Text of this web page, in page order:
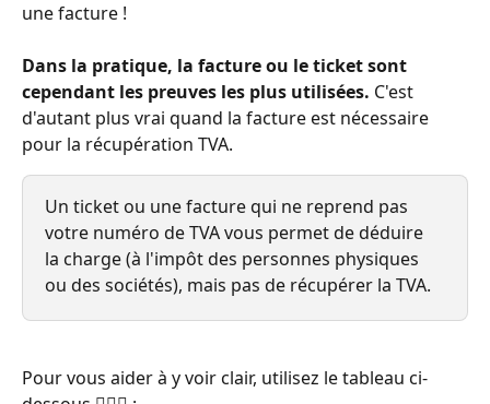
une facture !
Dans la pratique, la facture ou le ticket sont
cependant les preuves les plus utilisées. C'est
d'autant plus vrai quand la facture est nécessaire
pour la récupération TVA.
Un ticket ou une facture qui ne reprend pas
votre numéro de TVA vous permet de déduire
la charge (à l'impôt des personnes physiques
ou des sociétés), mais pas de récupérer la TVA.
Pour vous aider à y voir clair, utilisez le tableau ci-